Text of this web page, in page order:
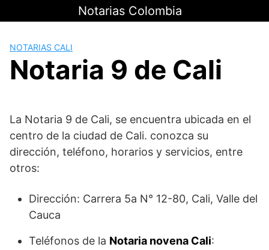
al
Notarias Colombia
NOTARIAS CALI
Notaria 9 de Cali
La Notaria 9 de Cali, se encuentra ubicada en el
centro de la ciudad de Cali. conozca su
dirección, teléfono, horarios y servicios, entre
otros:
Dirección: Carrera 5a N° 12-80, Cali, Valle del
Cauca
Teléfonos de la Notaria novena Cali: